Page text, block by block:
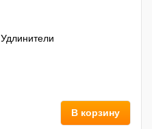
Удлинители
В корзину